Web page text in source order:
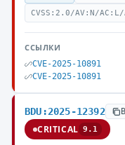
CVSS:2.0/AV:N/
ССЫЛКИ
CVE-2025-10891
CVE-2025-10891
BDU:2025-12392
CRITICAL 9.1